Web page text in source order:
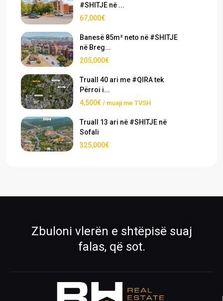
#SHITJE në ...
67,000€
Banesë 85m² neto në #SHITJE
në Breg...
205,000€
Truall 40 ari me #QIRA tek
Përroi i...
4,500€ / muaji me TVSH
Truall 13 ari në #SHITJE në
Sofali
325,000€
Zbuloni vlerën e shtëpisë suaj
falas, që sot.
Mëso më shumë për ekipin tonë
Kontakti
Na kontaktoni për çdo pyetje